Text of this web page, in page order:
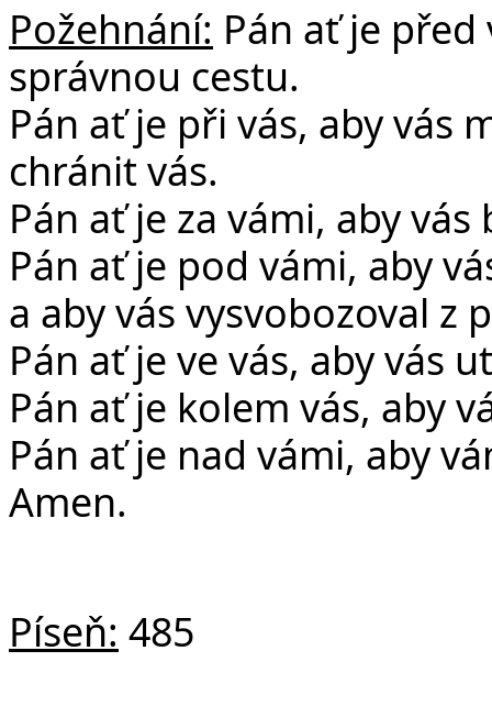
Požehnání: Pán ať je
správnou cestu.
Pán ať je při vás, aby vás
chránit vás.
Pán ať je za vámi, aby
Pán ať je pod vámi, aby
a aby vás vysvobozoval z
Pán ať je ve vás, aby vás
Pán ať je kolem vás, aby
Pán ať je nad vámi, aby
Amen.
Píseň: 485